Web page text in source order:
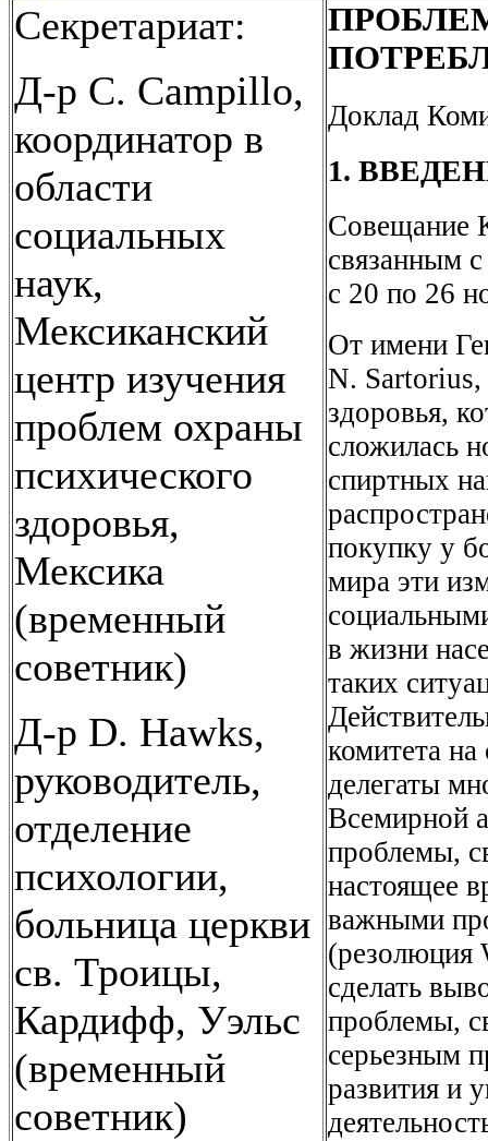
Секретариат:
Д-р С. Campillo,
координатор в
области
социальных
наук,
Мексиканский
центр изучения
проблем охраны
психического
здоровья,
Мексика
(временный
советник)
Д-р D. Hawks,
руководитель,
отделение
психологии,
больница церкви
св. Троицы,
Кардифф, Уэльс
(временный
советник)
Доклад
1.
Совещание
связанным
с 20 по 26
От имени
N. Sartorius,
здоровья,
сложилась
спиртных
покупку у
мира эти
в жизни
таких
комитета
делегаты
Всемирной
проблемы,
настоящее
важными
(резолюция
сделать
проблемы,
серьезным
развития и